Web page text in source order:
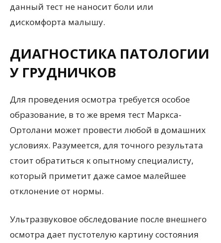
данный тест не наносит боли или
дискомфорта малышу.
ДИАГНОСТИКА ПАТОЛОГИИ
У ГРУДНИЧКОВ
Для проведения осмотра требуется особое
образование, в то же время тест Маркса-
Ортолани может провести любой в домашних
условиях. Разумеется, для точного результата
стоит обратиться к опытному специалисту,
который приметит даже самое малейшее
отклонение от нормы.
Ультразвуковое обследование после внешнего
осмотра дает пустотелую картину состояния